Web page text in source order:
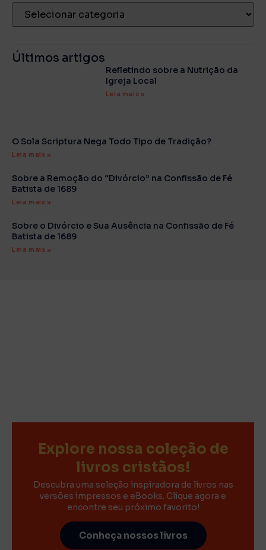
Últimos artigos
Refletindo sobre a Nutrição da
Igreja Local
Leia mais »
O Sola Scriptura Nega Todo Tipo de Tradição?
Leia mais »
Sobre a Remoção do “Divórcio” na Confissão de Fé
Batista de 1689
Leia mais »
Sobre o Divórcio e Sua Ausência na Confissão de Fé
Batista de 1689
Leia mais »
Explore nossa coleção de
livros cristãos!
Descubra uma seleção inspiradora de livros nas
versões impressos e eBooks. Clique agora e
encontre seu próximo favorito!
Conheça nossos livros